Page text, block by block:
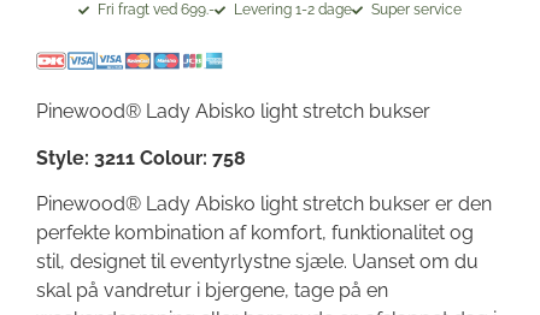
Fri fragt ved 699.- Levering 1-2 dage Super service
Pinewood® Lady Abisko light stretch bukser
Style: 3211 Colour: 758
Pinewood® Lady Abisko light stretch bukser er den
perfekte kombination af komfort, funktionalitet og
stil, designet til eventyrlystne sjæle. Uanset om du
skal på vandretur i bjergene, tage på en